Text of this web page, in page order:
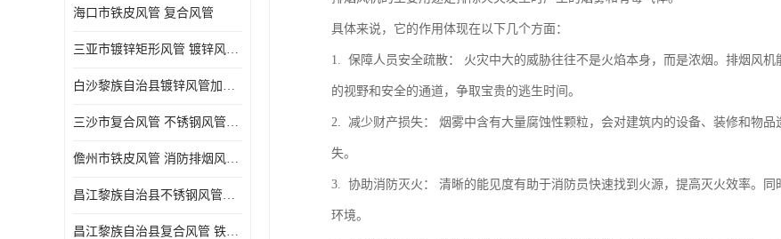
海口市铁皮风管 复合风管
三亚市镀锌矩形风管 镀锌风管加工厂
白沙黎族自治县镀锌风管加工厂 铁皮风管 耐腐蚀
三沙市复合风管 不锈钢风管加工 做急单
儋州市铁皮风管 消防排烟风管 耐腐蚀
昌江黎族自治县不锈钢风管加工 镀锌螺旋风管加工厂
昌江黎族自治县复合风管 铁皮风管
具体来说，它的作用体现在以下几个方面：
1. 保障人员安全疏散： 火灾中大的威胁往往不是火焰本身，而是浓烟。排烟风
的视野和安全的通道，争取宝贵的逃生时间。
2. 减少财产损失： 烟雾中含有大量腐蚀性颗粒，会对建筑内的设备、装修和物
失。
3. 协助消防灭火： 清晰的能见度有助于消防员快速找到火源，提高灭火效率。
环境。